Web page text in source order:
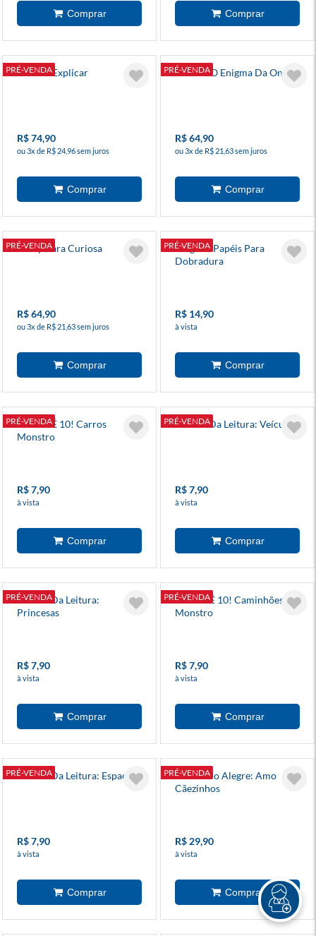
PRÉ-VENDA
Não Sei Explicar
R$ 74,90
ou 3x de R$ 24,96 sem juros
PRÉ-VENDA
Kaiuá E O Enigma Da Onça
R$ 64,90
ou 3x de R$ 21,63 sem juros
PRÉ-VENDA
A Capivara Curiosa
R$ 64,90
ou 3x de R$ 21,63 sem juros
PRÉ-VENDA
Origami Papéis Para
Dobradura
R$ 14,90
à vista
PRÉ-VENDA
Colorir É 10! Carros
Monstro
R$ 7,90
à vista
PRÉ-VENDA
Mundo Da Leitura: Veículos
R$ 7,90
à vista
PRÉ-VENDA
Mundo Da Leitura:
Princesas
R$ 7,90
à vista
PRÉ-VENDA
Colorir É 10! Caminhões
Monstro
R$ 7,90
à vista
PRÉ-VENDA
Mundo Da Leitura: Espaço
R$ 7,90
à vista
PRÉ-VENDA
Meu Livro Alegre: Amo
Cãezinhos
R$ 29,90
à vista